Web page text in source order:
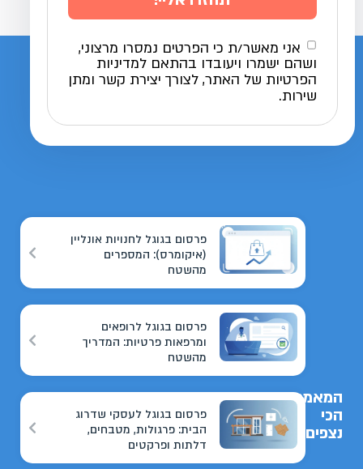
אני מאשר/ת כי הפרטים נמסרו מרצוני,
ושהם ישמרו ויעובדו בהתאם למדיניות
הפרטיות של האתר, לצורך יצירת קשר ומתן
שירות.
המאמרים
הכי
נצפים
פרסום בגוגל לחנויות אונליין
(איקומרס): המספרים
מהשטח
פרסום בגוגל לרופאים
ומרפאות פרטיות: המדריך
מהשטח
פרסום בגוגל לעסקי שדרוג
הבית: פרגולות, מטבחים,
דלתות ופרקטים